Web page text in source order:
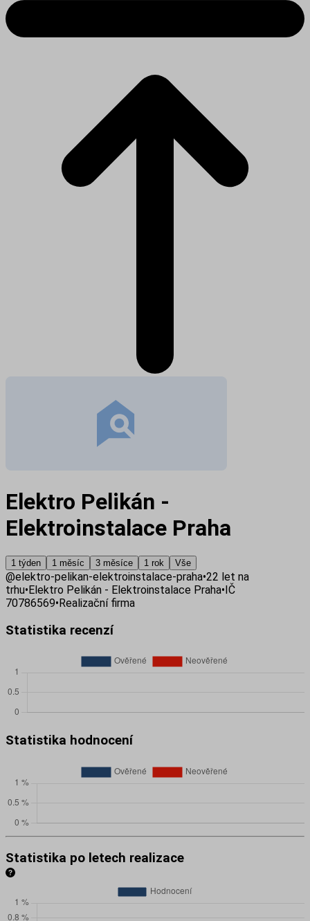
Elektro Pelikán -
Elektroinstalace Praha
1 týden 1 měsíc 3 měsíce 1 rok Vše
@elektro-pelikan-elektroinstalace-praha•22 let na
trhu•Elektro Pelikán - Elektroinstalace Praha•IČ
70786569•Realizační firma
Statistika recenzí
Statistika hodnocení
Statistika po letech realizace